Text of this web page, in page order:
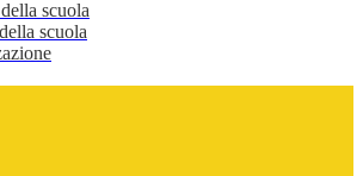
scuola
scuola